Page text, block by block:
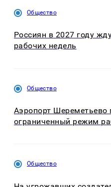
Общество
Россиян в 2027 году
рабочих недель
Общество
Аэропорт Шереметьево
ограниченный режим
Общество